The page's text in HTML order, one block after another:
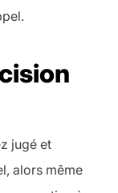
jugé et
alors même